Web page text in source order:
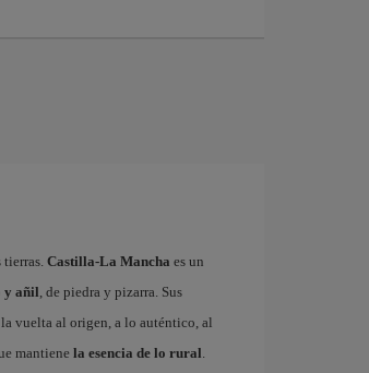
Castilla-La Mancha es un
y añil , de piedra y pizarra. Sus
vuelta al origen, a lo auténtico, al
mantiene la esencia de lo rural